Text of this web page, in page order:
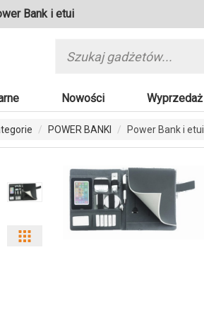
Bank i etui
Nowości Wyprzedaż
POWER BANKI Power Bank i etui